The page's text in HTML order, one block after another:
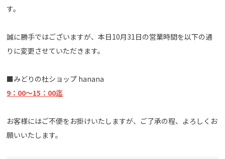
す。
誠に勝手ではございますが、本日10月31日の営業時間を以下の通
りに変更させていただきます。
■みどりの杜ショップ hanana
9：00〜15：00迄
お客様にはご不便をお掛けいたしますが、ご了承の程、よろしくお
願いいたします。